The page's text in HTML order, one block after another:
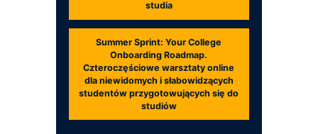
studia
Summer Sprint: Your College
Onboarding Roadmap.
Czteroczęściowe warsztaty online
dla niewidomych i słabowidzących
studentów przygotowujących się do
studiów